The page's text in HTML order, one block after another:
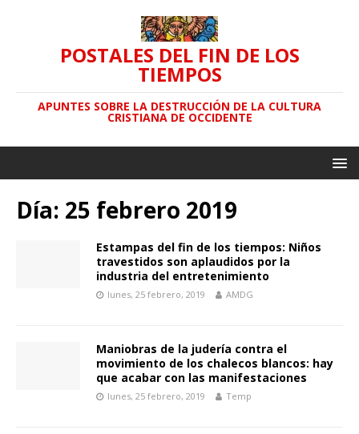
POSTALES DEL FIN DE LOS
TIEMPOS
APUNTES SOBRE LA DESTRUCCIÓN DE LA CULTURA
CRISTIANA DE OCCIDENTE
Día: 25 febrero 2019
Estampas del fin de los tiempos: Niños
travestidos son aplaudidos por la
industria del entretenimiento
lunes, 25 febrero, 2019 AMDG
Maniobras de la judería contra el
movimiento de los chalecos blancos: hay
que acabar con las manifestaciones
lunes, 25 febrero, 2019 Temp